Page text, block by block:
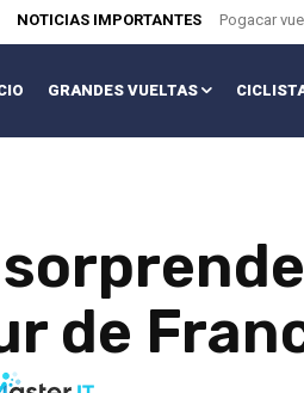
NOTICIAS IMPORTANTES Pogacar
GRANDES VUELTAS
de